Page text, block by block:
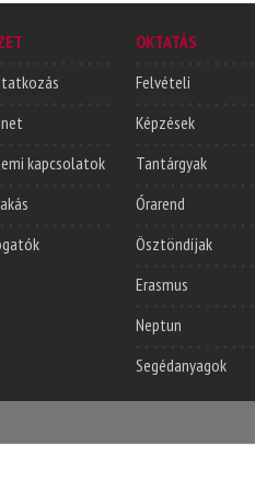
kapcsolatok
OKTATÁS
Felvételi
Képzések
Tantárgyak
Órarend
Ösztöndíjak
Erasmus
Neptun
Segédanyagok